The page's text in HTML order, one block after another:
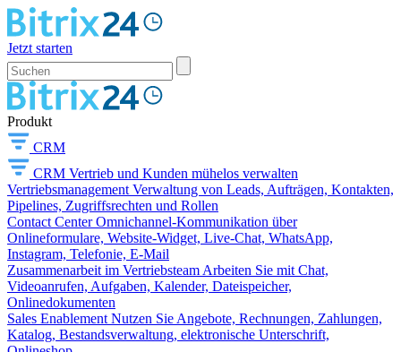
Jetzt starten
Produkt
CRM
CRM Vertrieb und Kunden mühelos verwalten
Vertriebsmanagement Verwaltung von Leads, Aufträgen, Kontakten,
Pipelines, Zugriffsrechten und Rollen
Contact Center Omnichannel-Kommunikation über
Onlineformulare, Website-Widget, Live-Chat, WhatsApp,
Instagram, Telefonie, E-Mail
Zusammenarbeit im Vertriebsteam Arbeiten Sie mit Chat,
Videoanrufen, Aufgaben, Kalender, Dateispeicher,
Onlinedokumenten
Sales Enablement Nutzen Sie Angebote, Rechnungen, Zahlungen,
Katalog, Bestandsverwaltung, elektronische Unterschrift,